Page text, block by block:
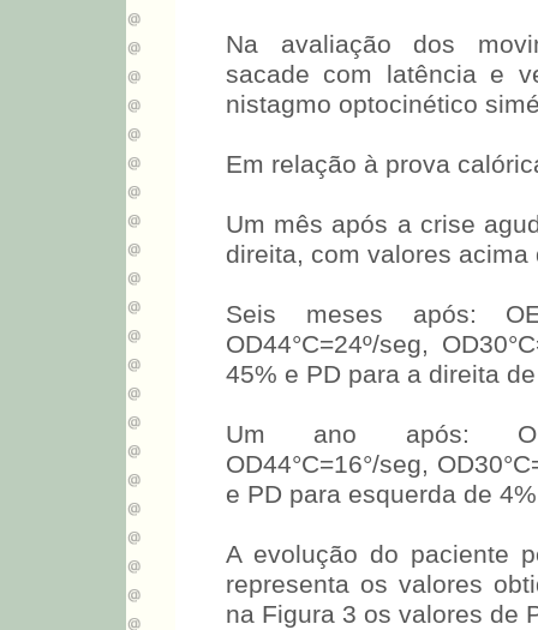
Na avaliação dos
sacade com latência e
nistagmo optocinético
Em relação à prova
Um mês após a crise
direita, com valores acima
Seis meses após:
OD44°C=24º/seg,
45% e PD para a direita
Um ano após:
OD44°C=16°/seg,
e PD para esquerda de
A evolução do paciente
representa os valores
na Figura 3 os valores de